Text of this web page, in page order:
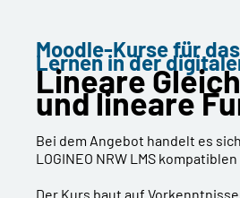
Moodle-Kurse für
Lernen in der
Lineare
und lineare
Bei dem Angebot handelt es
LOGINEO NRW LMS
Der Kurs baut auf